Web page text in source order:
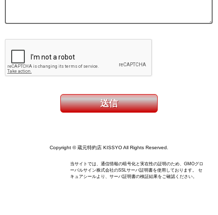
Copyright © 蔵元特約店 KISSYO All Rights Reserved.
当サイトでは、通信情報の暗号化と実在性の証明のため、GMOグロ
ーバルサイン株式会社のSSLサーバ証明書を使用しております。 セ
キュアシールより、サーバ証明書の検証結果をご確認ください。